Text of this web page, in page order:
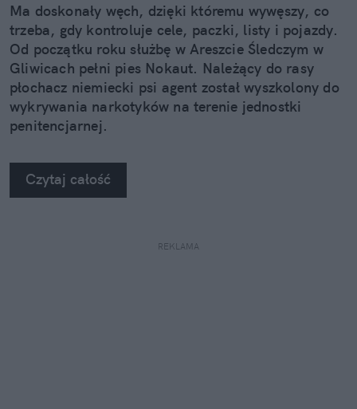
Ma doskonały węch, dzięki któremu wywęszy, co
trzeba, gdy kontroluje cele, paczki, listy i pojazdy.
Od początku roku służbę w Areszcie Śledczym w
Gliwicach pełni pies Nokaut. Należący do rasy
płochacz niemiecki psi agent został wyszkolony do
wykrywania narkotyków na terenie jednostki
penitencjarnej.
Czytaj całość
REKLAMA